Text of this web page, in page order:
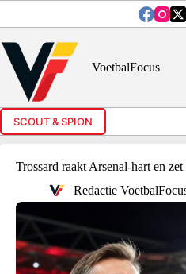
inhoud
VoetbalFocus
SCOUT & SPION
Trossard raakt Arsenal-hart en
Redactie